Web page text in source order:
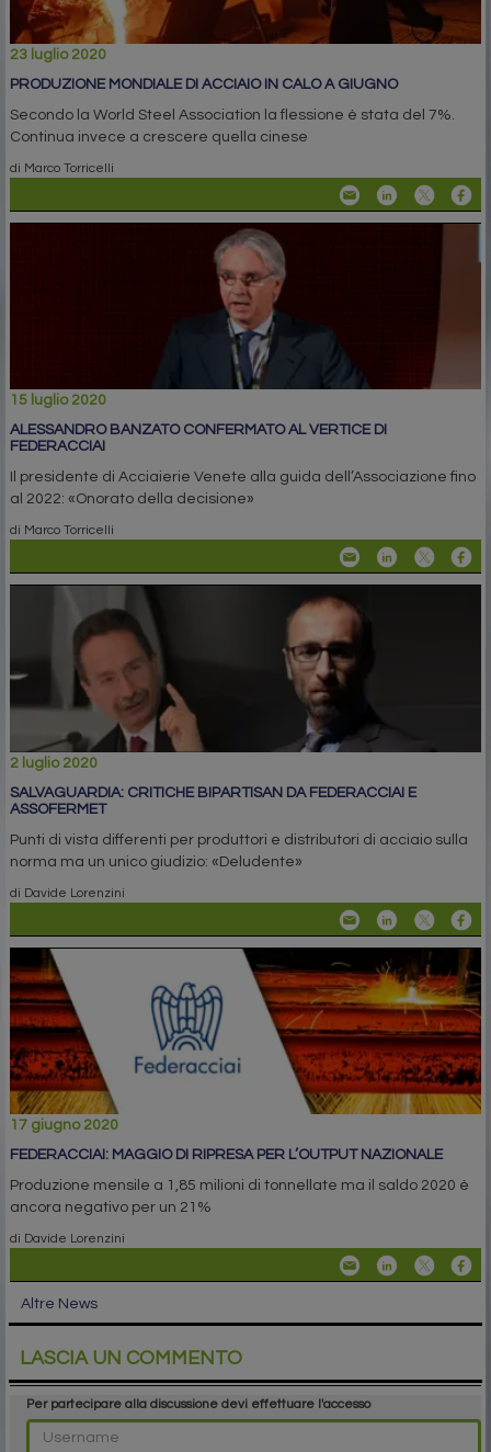
23 luglio 2020
PRODUZIONE MONDIALE DI ACCIAIO IN CALO A GIUGNO
Secondo la World Steel Association la flessione è stata del 7%.
Continua invece a crescere quella cinese
di Marco Torricelli
15 luglio 2020
ALESSANDRO BANZATO CONFERMATO AL VERTICE DI
FEDERACCIAI
Il presidente di Acciaierie Venete alla guida dell’Associazione fino
al 2022: «Onorato della decisione»
di Marco Torricelli
2 luglio 2020
SALVAGUARDIA: CRITICHE BIPARTISAN DA FEDERACCIAI E
ASSOFERMET
Punti di vista differenti per produttori e distributori di acciaio sulla
norma ma un unico giudizio: «Deludente»
di Davide Lorenzini
17 giugno 2020
FEDERACCIAI: MAGGIO DI RIPRESA PER L’OUTPUT NAZIONALE
Produzione mensile a 1,85 milioni di tonnellate ma il saldo 2020 è
ancora negativo per un 21%
di Davide Lorenzini
Altre News
LASCIA UN COMMENTO
Per partecipare alla discussione devi effettuare l'accesso